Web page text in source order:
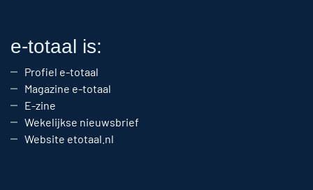
e-totaal is:
Profiel e-totaal
Magazine e-totaal
E-zine
Wekelijkse nieuwsbrief
Website etotaal.nl